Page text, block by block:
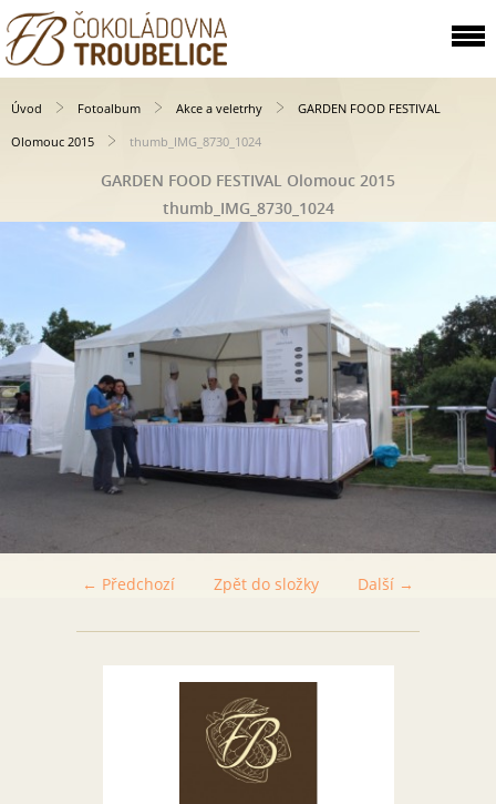
Úvod Fotoalbum Akce a veletrhy
GARDEN FOOD FESTIVAL
Olomouc 2015
thumb_IMG_8730_1024
GARDEN FOOD FESTIVAL Olomouc 2015
thumb_IMG_8730_1024
← Předchozí Další →
Zpět do složky